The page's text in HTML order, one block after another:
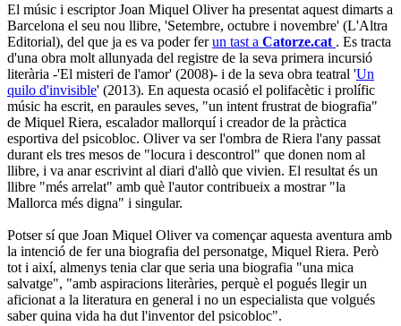
El músic i escriptor Joan Miquel Oliver ha presentat aquest dimarts a
Barcelona el seu nou llibre, 'Setembre, octubre i novembre' (L'Altra
Editorial), del que ja es va poder ferun tast a Catorze.cat . Es tracta
d'una obra molt allunyada del registre de la seva primera incursió
literària -'El misteri de l'amor' (2008)- i de la seva obra teatral 'Un
quilo d'invisible' (2013). En aquesta ocasió el polifacètic i prolífic
músic ha escrit, en paraules seves, "un intent frustrat de biografia"
de Miquel Riera, escalador mallorquí i creador de la pràctica
esportiva del psicobloc. Oliver va ser l'ombra de Riera l'any passat
durant els tres mesos de "locura i descontrol" que donen nom al
llibre, i va anar escrivint al diari d'allò que vivien. El resultat és un
llibre "més arrelat" amb què l'autor contribueix a mostrar "la
Mallorca més digna" i singular.
Potser sí que Joan Miquel Oliver va començar aquesta aventura amb
la intenció de fer una biografia del personatge, Miquel Riera. Però
tot i així, almenys tenia clar que seria una biografia "una mica
salvatge", "amb aspiracions literàries, perquè el pogués llegir un
aficionat a la literatura en general i no un especialista que volgués
saber quina vida ha dut l'inventor del psicobloc".